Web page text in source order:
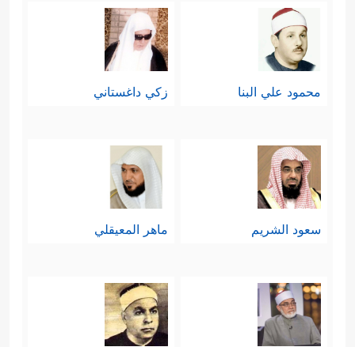
محمود علي البنا زكي داغستاني
سعود الشريم ماهر المعيقلي